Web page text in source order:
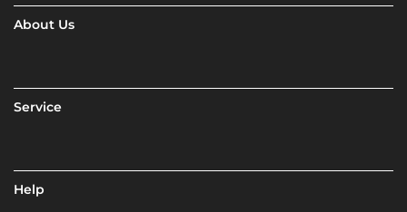
About Us
Service
Help